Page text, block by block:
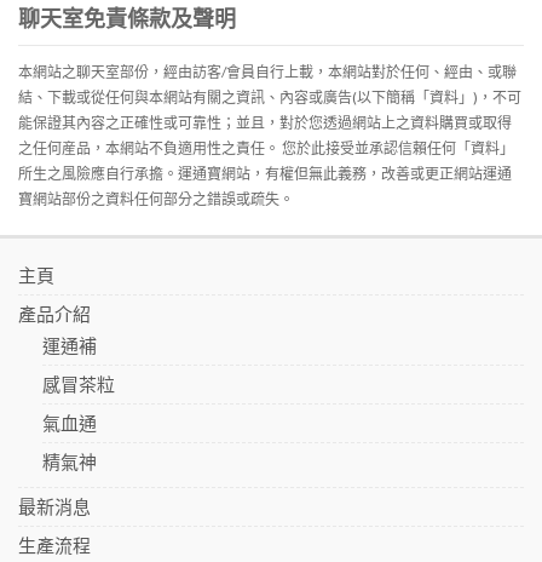
聊天室免責條款及聲明
本網站之聊天室部份，經由訪客/會員自行上載，本網站對於任何、經由、或聯
結、下載或從任何與本網站有關之資訊、內容或廣告(以下簡稱「資料」)，不可
能保證其內容之正確性或可靠性；並且，對於您透過網站上之資料購買或取得
之任何産品，本網站不負適用性之責任。 您於此接受並承認信賴任何「資料」
所生之風險應自行承擔。運通寶網站，有權但無此義務，改善或更正網站運通
寶網站部份之資料任何部分之錯誤或疏失。
主頁
產品介紹
運通補
感冒茶粒
氣血通
精氣神
最新消息
生產流程